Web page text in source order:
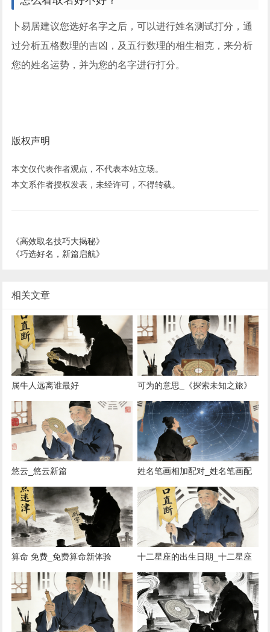
卜易居建议您选好名字之后，可以进行姓名测试打分，通
过分析五格数理的吉凶，及五行数理的相生相克，来分析
您的姓名运势，并为您的名字进行打分。
版权声明
本文仅代表作者观点，不代表本站立场。
本文系作者授权发表，未经许可，不得转载。
《高效取名技巧大揭秘》
《巧选好名，新篇启航》
相关文章
属牛人远离谁最好
可为的意思_《探索未知之旅》
《穿越未知领域》 《未知世界探
秘》 《揭秘未知领域》
悠云_悠云新篇
姓名笔画相加配对_姓名笔画配
对秘籍
算命 免费_免费算命新体验
十二星座的出生日期_十二星座
日期速查